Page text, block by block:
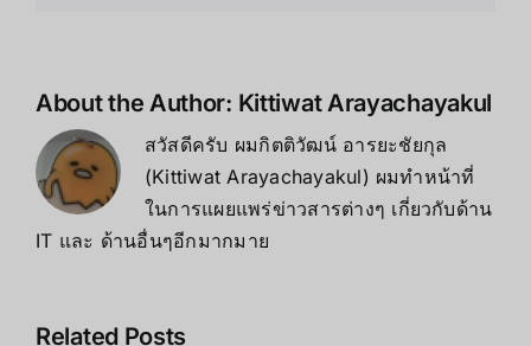
ชีวิต
วัน?
About the Author: Kittiwat Arayachayakul
สวัสดีครับ ผมกิตติวัฒน์ อารยะชัยกุล
(Kittiwat Arayachayakul) ผมทำหน้าที่
ในการแผยแพร่ข่าวสารต่างๆ เกี่ยวกับด้าน
IT และ ด้านอื่นๆอีกมากมาย
Related Posts